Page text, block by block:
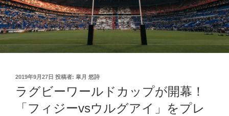
投
日:
2019年9月27日 投稿者: 皐月 悠詩
ラグビーワールドカップが開幕！
「フィジーvsウルグアイ」をプレ